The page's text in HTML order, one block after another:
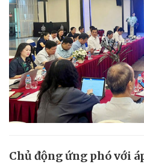
Chủ động ứng phó với